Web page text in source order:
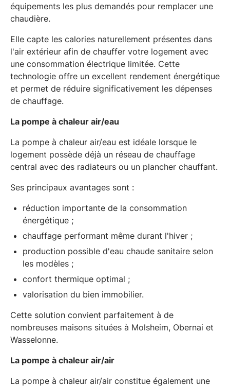
équipements les plus demandés pour remplacer une
chaudière.
Elle capte les calories naturellement présentes dans
l'air extérieur afin de chauffer votre logement avec
une consommation électrique limitée. Cette
technologie offre un excellent rendement énergétique
et permet de réduire significativement les dépenses
de chauffage.
La pompe à chaleur air/eau
La pompe à chaleur air/eau est idéale lorsque le
logement possède déjà un réseau de chauffage
central avec des radiateurs ou un plancher chauffant.
Ses principaux avantages sont :
réduction importante de la consommation
énergétique ;
chauffage performant même durant l'hiver ;
production possible d'eau chaude sanitaire selon
les modèles ;
confort thermique optimal ;
valorisation du bien immobilier.
Cette solution convient parfaitement à de
nombreuses maisons situées à Molsheim, Obernai et
Wasselonne.
La pompe à chaleur air/air
La pompe à chaleur air/air constitue également une